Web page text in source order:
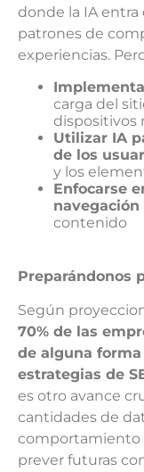
donde la IA entra
patrones de
experiencias.
carga del
dispositivos
Utilizar IA
de los
y los
Enfocarse
contenido
Preparándonos
Según
70% de las
de alguna
estrategias de
es otro avance
cantidades de
comportamiento
prever futuras